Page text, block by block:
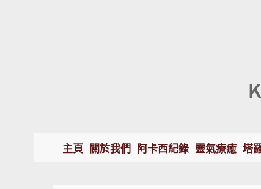
主頁 關於我們 阿卡西紀錄 靈氣療癒 塔